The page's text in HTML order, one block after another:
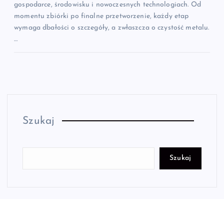
gospodarce, środowisku i nowoczesnych technologiach. Od
momentu zbiórki po finalne przetworzenie, każdy etap
wymaga dbałości o szczegóły, a zwłaszcza o czystość metalu.
…
Szukaj
Szukaj